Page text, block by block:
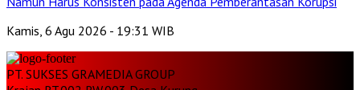
Kamis, 6 Agu 2026 - 19:31 WIB
PT. SUKSES GRAMEDIA GROUP